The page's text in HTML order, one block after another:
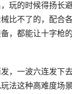
玩的时候得扬长
比不了的，配合
，都能让十字枪
，一波六连发下
法这种高难度场